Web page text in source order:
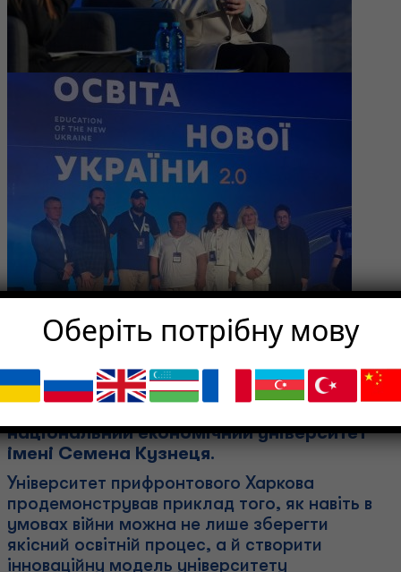
Особливо символічним стало те, що в
межах блоку«Найкращі практики
українських університетів»був
національний економічний університет
імені Семена Кузнеця.
Університет прифронтового Харкова
продемонстрував приклад того, як навіть в
умовах війни можна не лише зберегти
якісний освітній процес, а й створити
інноваційну модель університету
Оберіть потрібну мову